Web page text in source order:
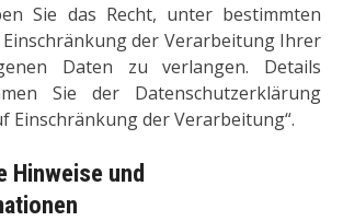
Sie das Recht, unter bestimmten
der Verarbeitung Ihrer
Daten zu verlangen. Details
Sie der Datenschutzerklärung
Einschränkung der Verarbeitung“.
Hinweise und